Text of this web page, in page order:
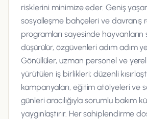
risklerini minimize eder. Geniş
sosyalleşme bahçeleri ve davranış
programları sayesinde hayvanların
düşürülür, özgüvenleri adım adım
Gönüllüler, uzman personel ve
yürütülen iş birlikleri; düzenli
kampanyaları, eğitim atölyeleri ve
günleri aracılığıyla sorumlu bakım
yaygınlaştırır. Her sahiplendirme